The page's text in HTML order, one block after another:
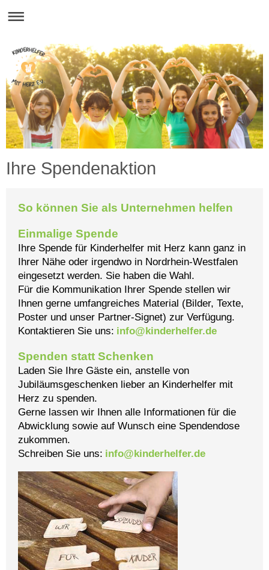
Ihre Spendenaktion
So können Sie als Unternehmen helfen
Einmalige Spende
Ihre Spende für Kinderhelfer mit Herz kann ganz in
Ihrer Nähe oder irgendwo in Nordrhein-Westfalen
eingesetzt werden. Sie haben die Wahl.
Für die Kommunikation Ihrer Spende stellen wir
Ihnen gerne umfangreiches Material (Bilder, Texte,
Poster und unser Partner-Signet) zur Verfügung.
Kontaktieren Sie uns: info@kinderhelfer.de
Spenden statt Schenken
Laden Sie Ihre Gäste ein, anstelle von
Jubiläumsgeschenken lieber an Kinderhelfer mit
Herz zu spenden.
Gerne lassen wir Ihnen alle Informationen für die
Abwicklung sowie auf Wunsch eine Spendendose
zukommen.
Schreiben Sie uns: info@kinderhelfer.de